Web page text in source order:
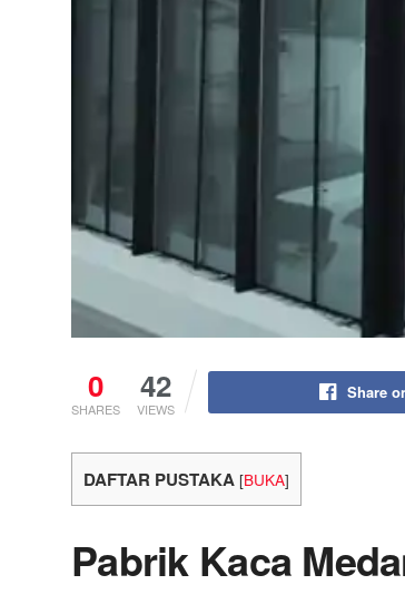
0
SHARES
42
VIEWS
Share
DAFTAR PUSTAKA [BUKA]
Pabrik Kaca